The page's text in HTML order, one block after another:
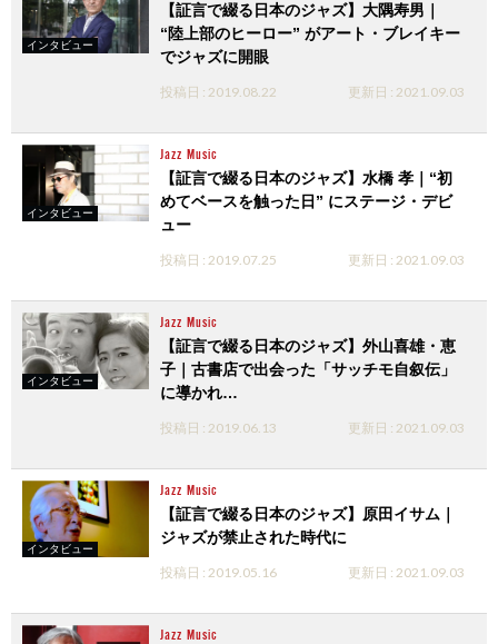
インタビュー
【証言で綴る日本のジャズ】大隅寿男｜
“陸上部のヒーロー” がアート・ブレイキー
でジャズに開眼
投稿日 : 2019.08.22 更新日 : 2021.09.03
インタビュー
Jazz Music
【証言で綴る日本のジャズ】水橋 孝｜“初
めてベースを触った日” にステージ・デビ
ュー
投稿日 : 2019.07.25 更新日 : 2021.09.03
インタビュー
Jazz Music
【証言で綴る日本のジャズ】外山喜雄・恵
子｜古書店で出会った「サッチモ自叙伝」
に導かれ…
投稿日 : 2019.06.13 更新日 : 2021.09.03
インタビュー
Jazz Music
【証言で綴る日本のジャズ】原田イサム｜
ジャズが禁止された時代に
投稿日 : 2019.05.16 更新日 : 2021.09.03
Jazz Music